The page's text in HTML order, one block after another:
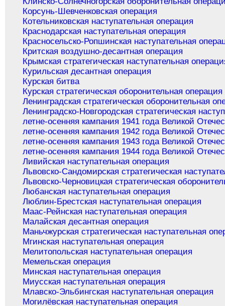
Корсунь-Шевченковская операция
Котельниковская наступательная операция
Краснодарская наступательная операция
Красносельско-Ропшинская наступательная
Критская воздушно-десантная операция
Крымская стратегическая наступательная
Курильская десантная операция
Курская битва
Курская стратегическая оборонительная операция
Ленинградская стратегическая оборонительная
Ленинградско-Новгородская стратегическая
летне-осенняя кампания 1941 года Великой
летне-осенняя кампания 1942 года Великой
летне-осенняя кампания 1943 года Великой
летне-осенняя кампания 1944 года Великой
Ливийская наступательная операция
Львовско-Сандомирская стратегическая
Львовско-Черновицкая стратегическая
Любанская наступательная операция
Люблин-Брестская наступательная операция
Маас-Рейнская наступательная операция
Малайская десантная операция
Маньчжурская стратегическая наступательная
Мгинская наступательная операция
Мелитопольская наступательная операция
Мемельская операция
Минская наступательная операция
Миусская наступательная операция
Млавско-Эльбингская наступательная операция
Могилёвская наступательная операция